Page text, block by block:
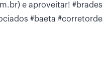
e aproveitar!
#baeta